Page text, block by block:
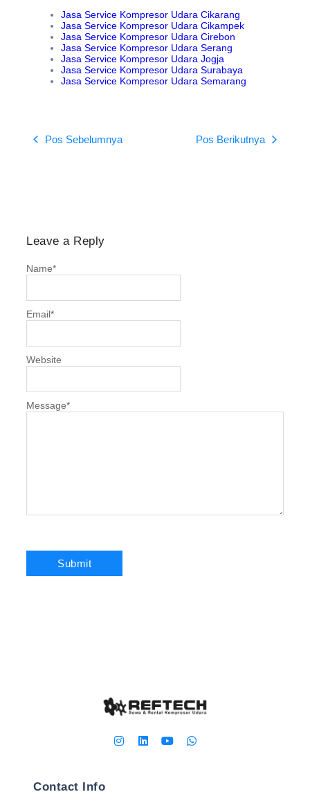
Jasa Service Kompresor Udara Cikarang
Jasa Service Kompresor Udara Cikampek
Jasa Service Kompresor Udara Cirebon
Jasa Service Kompresor Udara Serang
Jasa Service Kompresor Udara Jogja
Jasa Service Kompresor Udara Surabaya
Jasa Service Kompresor Udara Semarang
Pos Sebelumnya Pos Berikutnya
Leave a Reply
Message*
Name*
Email*
Website
Contact Info